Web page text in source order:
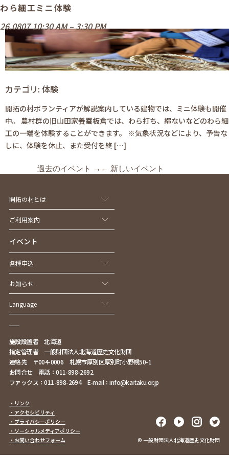
過去のイベント
わら細工ミニ体験
26.0807 10:30 AM–3:30 PM
カテゴリ: 体験
開拓の村ボランティアが解説案内している建物では、ミニ体験も開催
中。 農村群の旧山田家養蚕板倉では、わら打ち、縄ないなどのわら細
工の一端を体験することができます。 ※気象状況などにより、予告な
しに、体験を休止、また受付を終 […]
過去のイベント → ← 新しいイベント
開拓の村とは
ご利用案内
イベント
各種申込
お知らせ
Language
施設設置者 北海道
指定管理者 一般財団法人北海道歴史文化財団
連絡先 〒004-0006 札幌市厚別区厚別町小野幌50-1
お問合せ 電話：011-898-2692
ファックス：011-898-2694 E-mail：info@kaitaku.or.jp
・リンク
・アクセシビリティ
・プライバシーポリシー
・ソーシャルメディアポリシー
・お問い合わせフォーム
© 一般財団法人北海道歴史文化財団